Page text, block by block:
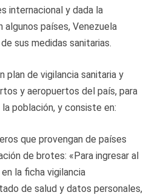
internacional y dada la
países, Venezuela
sus medidas sanitarias.
plan de vigilancia sanitaria y
y aeropuertos del país, para
población, y consiste en:
que provengan de países
de brotes: «Para ingresar al
la ficha vigilancia
de salud y datos personales,